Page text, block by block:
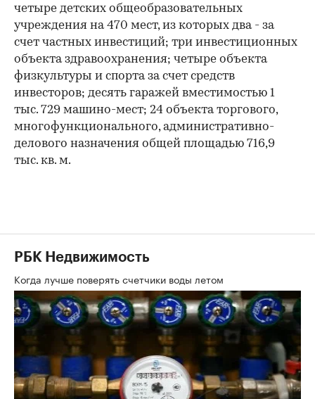
четыре детских общеобразовательных
учреждения на 470 мест, из которых два - за
счет частных инвестиций; три инвестиционных
объекта здравоохранения; четыре объекта
физкультуры и спорта за счет средств
инвесторов; десять гаражей вместимостью 1
тыс. 729 машино-мест; 24 объекта торгового,
многофункционального, административно-
делового назначения общей площадью 716,9
тыс. кв. м.
РБК Недвижимость
Когда лучше поверять счетчики воды летом